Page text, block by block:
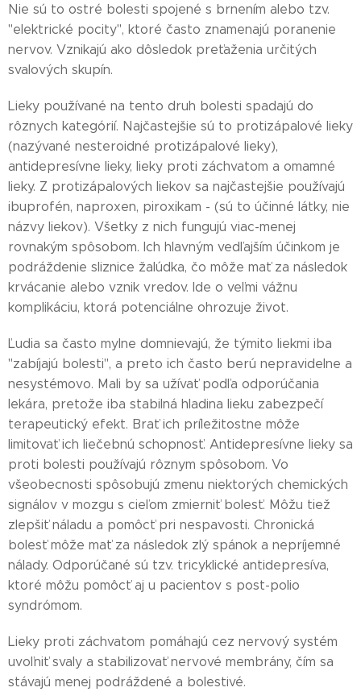
Nie sú to ostré bolesti spojené s brnením alebo tzv.
"elektrické pocity", ktoré často znamenajú poranenie
nervov. Vznikajú ako dôsledok preťaženia určitých
svalových skupín.
Lieky používané na tento druh bolesti spadajú do
rôznych kategórií. Najčastejšie sú to protizápalové lieky
(nazývané nesteroidné protizápalové lieky),
antidepresívne lieky, lieky proti záchvatom a omamné
lieky. Z protizápalových liekov sa najčastejšie používajú
ibuprofén, naproxen, piroxikam - (sú to účinné látky, nie
názvy liekov). Všetky z nich fungujú viac-menej
rovnakým spôsobom. Ich hlavným vedľajším účinkom je
podráždenie sliznice žalúdka, čo môže mať za následok
krvácanie alebo vznik vredov. Ide o veľmi vážnu
komplikáciu, ktorá potenciálne ohrozuje život.
Ľudia sa často mylne domnievajú, že týmito liekmi iba
"zabíjajú bolesti", a preto ich často berú nepravidelne a
nesystémovo. Mali by sa užívať podľa odporúčania
lekára, pretože iba stabilná hladina lieku zabezpečí
terapeutický efekt. Brať ich príležitostne môže
limitovať ich liečebnú schopnosť. Antidepresívne lieky sa
proti bolesti používajú rôznym spôsobom. Vo
všeobecnosti spôsobujú zmenu niektorých chemických
signálov v mozgu s cieľom zmierniť bolesť. Môžu tiež
zlepšiť náladu a pomôcť pri nespavosti. Chronická
bolesť môže mať za následok zlý spánok a nepríjemné
nálady. Odporúčané sú tzv. tricyklické antidepresíva,
ktoré môžu pomôcť aj u pacientov s post-polio
syndrómom.
Lieky proti záchvatom pomáhajú cez nervový systém
uvoľniť svaly a stabilizovať nervové membrány, čím sa
stávajú menej podráždené a bolestivé.